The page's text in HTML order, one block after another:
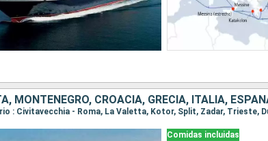
MONTENEGRO, CROACIA, GRECIA, ITALIA,
Comidas incluidas